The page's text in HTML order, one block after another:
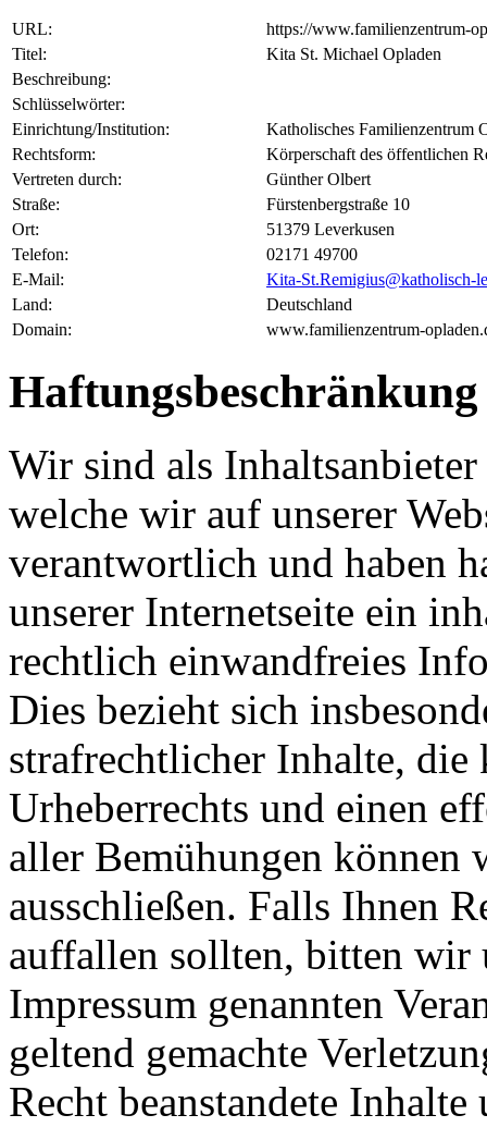
URL:
https://www.familienzentrum-
Titel:
Kita St. Michael Opladen
Beschreibung:
Schlüsselwörter:
Einrichtung/Institution:
Katholisches Familienzentrum
Rechtsform:
Körperschaft des öffentlichen
Vertreten durch:
Günther Olbert
Straße:
Fürstenbergstraße 10
Ort:
51379 Leverkusen
Telefon:
02171 49700
E-Mail:
Kita-St.Remigius@katholisch-
Land:
Deutschland
Domain:
www.familienzentrum-
Haftungsbeschränkung
Wir sind als
welche wir auf unserer
verantwortlich und haben
unserer Internetseite ein
rechtlich einwandfreies
Dies bezieht sich
strafrechtlicher Inhalte, die
Urheberrechts und einen
aller Bemühungen können
ausschließen. Falls Ihnen
auffallen sollten, bitten
Impressum genannten
geltend gemachte
Recht beanstandete